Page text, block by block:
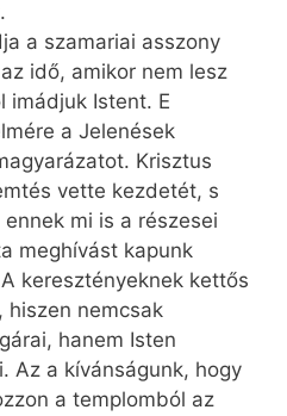
a szamariai asszony
idő, amikor nem lesz
imádjuk Istent. E
a Jelenések
Krisztus
vette kezdetét, s
mi is a részesei
meghívást kapunk
keresztényeknek kettős
hiszen nemcsak
hanem Isten
Az a kívánságunk, hogy
a templomból az